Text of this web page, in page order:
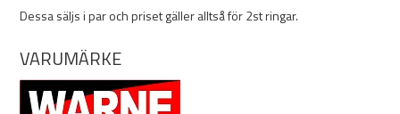
Dessa säljs i par och priset gäller alltså för 2st ringar.
VARUMÄRKE